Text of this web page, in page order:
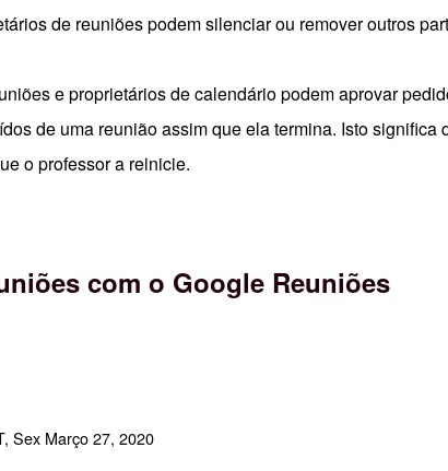
de reuniões podem silenciar ou remover outros
e proprietários de calendário podem aprovar
de uma reunião assim que ela termina. Isto
o professor a reinicie.
com o Google Reuniões
Sex Março 27, 2020